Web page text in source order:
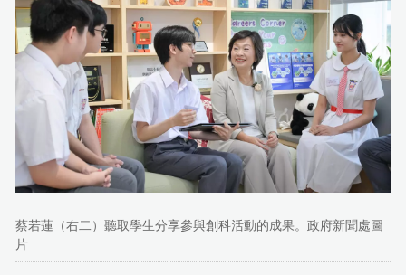
蔡若蓮（右二）聽取學生分享參與創科活動的成果。政府新聞處圖
片